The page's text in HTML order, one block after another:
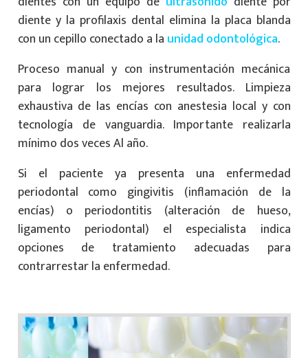
diente y la profilaxis dental elimina la placa blanda
con un cepillo conectado a la unidad odontológica.
Proceso manual y con instrumentación mecánica
para lograr los mejores resultados. Limpieza
exhaustiva de las encías con anestesia local y con
tecnología de vanguardia. Importante realizarla
mínimo dos veces Al año.
Si el paciente ya presenta una enfermedad
periodontal como gingivitis (inflamación de la
encías) o periodontitis (alteración de hueso,
ligamento periodontal) el especialista indica
opciones de tratamiento adecuadas para
contrarrestar la enfermedad.